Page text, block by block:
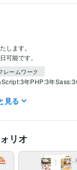
します。
レームワーク
年PHP:3年Sass:3
ブツール
構築 HTMLコーディング
見る
リオ